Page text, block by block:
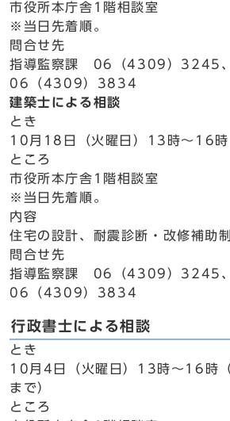
市役所本庁舎1階相談室
※当日先着順。
問合せ先
指導監察課 06（4309）3245、
06（4309）3834
建築士による相談
とき
10月18日（火曜日）13時～16時
ところ
市役所本庁舎1階相談室
※当日先着順。
内容
住宅の設計、耐震診断・改修補助
問合せ先
指導監察課 06（4309）3245、
06（4309）3834
行政書士による相談
とき
10月4日（火曜日）13時～16時
まで）
ところ